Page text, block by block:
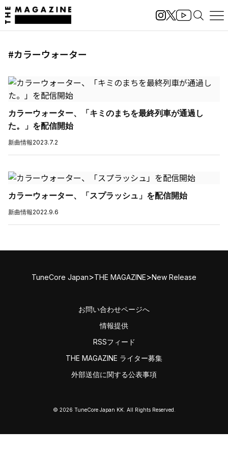
#カラーウォーター
カラーウォーター、「キミのまちを最終列車が通過し
た。」を配信開始
新曲情報2023.7.2
カラーウォーター、「スプラッシュ」を配信開始
新曲情報2022.9.6
TuneCore Japan>THE MAGAZINE>New Release
お問い合わせページへ
情報提供
RSSフィード
THE MAGAZINE ライター募集
外部送信に関する公表事項
© 2026 TuneCore Japan KK. All Rights Reserved.